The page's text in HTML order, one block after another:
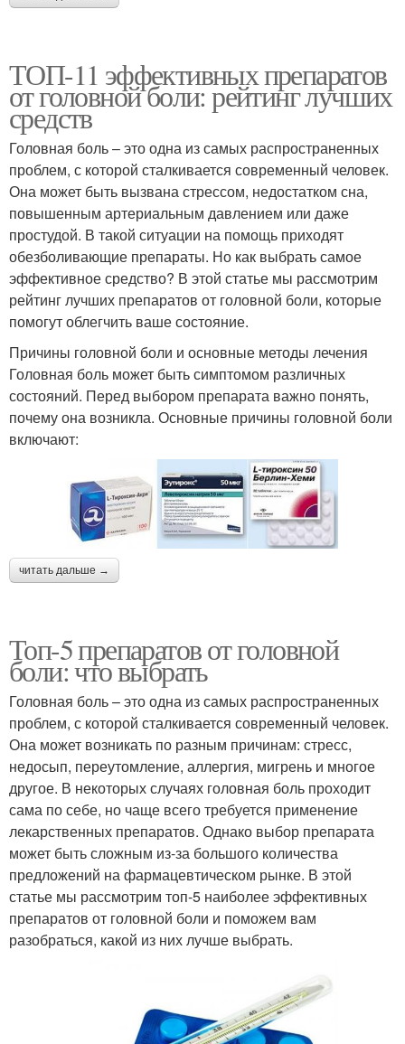
ТОП-11 эффективных препаратов
от головной боли: рейтинг лучших
средств
Головная боль – это одна из самых распространенных
проблем, с которой сталкивается современный человек.
Она может быть вызвана стрессом, недостатком сна,
повышенным артериальным давлением или даже
простудой. В такой ситуации на помощь приходят
обезболивающие препараты. Но как выбрать самое
эффективное средство? В этой статье мы рассмотрим
рейтинг лучших препаратов от головной боли, которые
помогут облегчить ваше состояние.
Причины головной боли и основные методы лечения
Головная боль может быть симптомом различных
состояний. Перед выбором препарата важно понять,
почему она возникла. Основные причины головной боли
включают:
читать дальше →
Топ-5 препаратов от головной
боли: что выбрать
Головная боль – это одна из самых распространенных
проблем, с которой сталкивается современный человек.
Она может возникать по разным причинам: стресс,
недосып, переутомление, аллергия, мигрень и многое
другое. В некоторых случаях головная боль проходит
сама по себе, но чаще всего требуется применение
лекарственных препаратов. Однако выбор препарата
может быть сложным из-за большого количества
предложений на фармацевтическом рынке. В этой
статье мы рассмотрим топ-5 наиболее эффективных
препаратов от головной боли и поможем вам
разобраться, какой из них лучше выбрать.